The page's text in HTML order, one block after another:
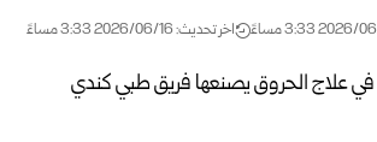
اخر تحديث: 2026/06/16 3:33 مساءً